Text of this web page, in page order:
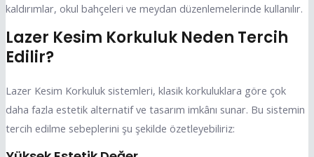
kaldırımlar, okul bahçeleri ve meydan düzenlemelerinde kullanılır.
Lazer Kesim Korkuluk Neden Tercih
Edilir?
Lazer Kesim Korkuluk sistemleri, klasik korkuluklara göre çok
daha fazla estetik alternatif ve tasarım imkânı sunar. Bu sistemin
tercih edilme sebeplerini şu şekilde özetleyebiliriz: